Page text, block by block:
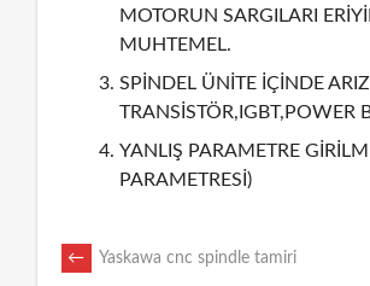
MOTORUN SARGILARI
MUHTEMEL.
SPİNDEL ÜNİTE İÇİNDE
TRANSİSTÖR,IGBT,POWER
YANLIŞ PARAMETRE
PARAMETRESİ)
POST
← Yaskawa cnc spindle tamiri